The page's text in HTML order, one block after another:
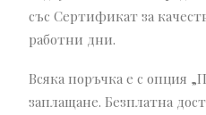
със Сертификат за
работни дни.
Всяка поръчка е с опция
заплащане. Безплатна